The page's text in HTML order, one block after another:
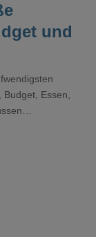
und
Budget, Essen,
ist und trotzdem